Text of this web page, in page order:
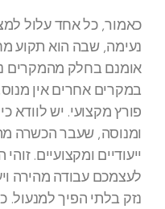
כאמור, כל אחד עלול
נעימה, שבה הוא תקוע
אומנם בחלק מהמקרים
במקרים אחרים אין
פורץ מקצועי. יש לוודא
ומנוסה, שעבר הכשרה
ייעודיים ומקצועיים.
לעצמכם עבודה מהירה
נזק בלתי הפיך למנעול.